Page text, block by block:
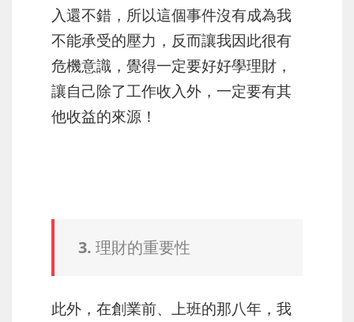
入還不錯，所以這個事件沒有成為我
不能承受的壓力，反而讓我因此很有
危機意識，覺得一定要好好學理財，
讓自己除了工作收入外，一定要有其
他收益的來源！
3. 理財的重要性
此外，在創業前、上班的那八年，我